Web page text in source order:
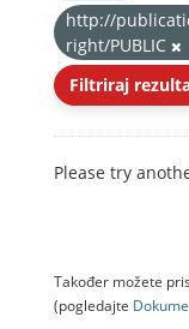
http://
right/PUBLIC
Filtriraj
Please try
Također možete
(pogledajte